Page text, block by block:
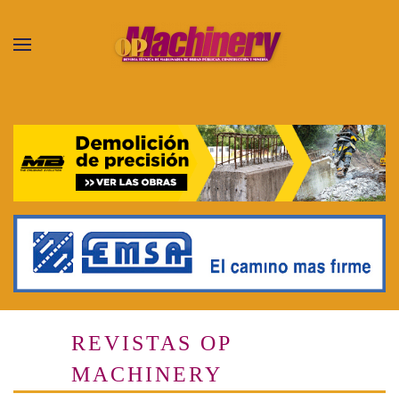
Skip to main content
REVISTAS OP
MACHINERY